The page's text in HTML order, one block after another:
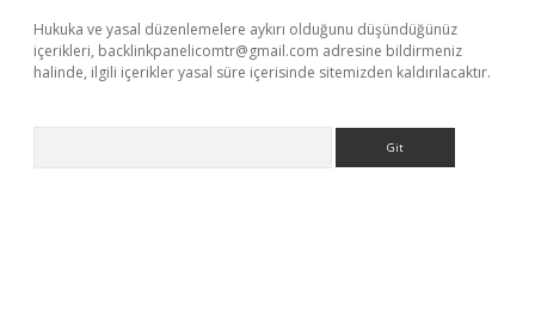
Hukuka ve yasal düzenlemelere aykırı olduğunu düşündüğünüz
içerikleri, backlinkpanelicomtr@gmail.com adresine bildirmeniz
halinde, ilgili içerikler yasal süre içerisinde sitemizden kaldırılacaktır.